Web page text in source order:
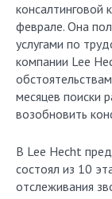
консалтинговой
феврале. Она
услугами по
компании Lee
месяцев поиски
возобновить
В Lee Hecht
состоял из 10
отслеживания